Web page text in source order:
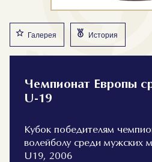
Галерея История
Чемпионат Европы
U-19
Кубок победителям
волейболу среди мужских
U19, 2006